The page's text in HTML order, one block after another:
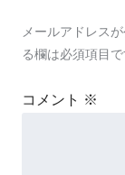
メールアドレス
る欄は必須項目で
コメント ※